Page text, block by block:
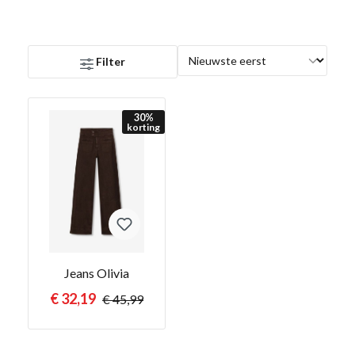
Filter
30%
korting
Jeans Olivia
€ 32,19 € 45,99